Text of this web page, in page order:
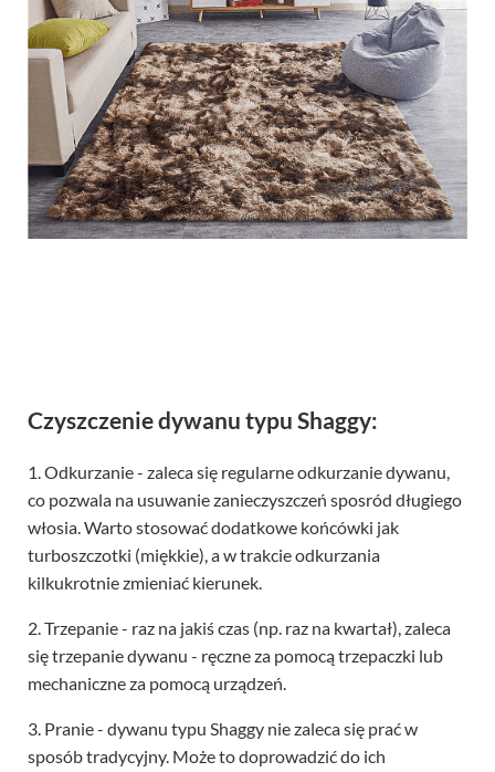
Czyszczenie dywanu typu Shaggy:
1. Odkurzanie - zaleca się regularne odkurzanie dywanu,
co pozwala na usuwanie zanieczyszczeń sposród długiego
włosia. Warto stosować dodatkowe końcówki jak
turboszczotki (miękkie), a w trakcie odkurzania
kilkukrotnie zmieniać kierunek.
2. Trzepanie - raz na jakiś czas (np. raz na kwartał), zaleca
się trzepanie dywanu - ręczne za pomocą trzepaczki lub
mechaniczne za pomocą urządzeń.
3. Pranie - dywanu typu Shaggy nie zaleca się prać w
sposób tradycyjny. Może to doprowadzić do ich